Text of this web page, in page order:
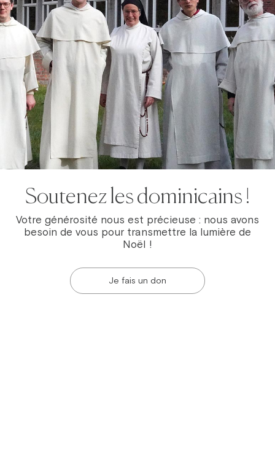
Soutenez les dominicains !
Votre générosité nous est précieuse : nous avons
besoin de vous pour transmettre la lumière de
Noël !
Je fais un don